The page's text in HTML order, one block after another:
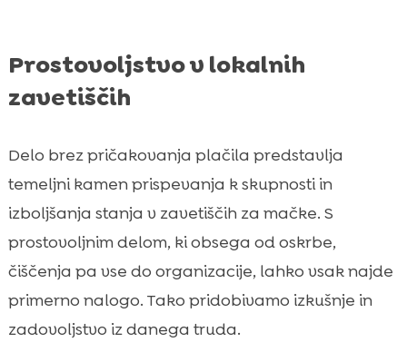
Prostovoljstvo v lokalnih
zavetiščih
Delo brez pričakovanja plačila predstavlja
temeljni kamen prispevanja k skupnosti in
izboljšanja stanja v zavetiščih za mačke. S
prostovoljnim delom, ki obsega od oskrbe,
čiščenja pa vse do organizacije, lahko vsak najde
primerno nalogo. Tako pridobivamo izkušnje in
zadovoljstvo iz danega truda.